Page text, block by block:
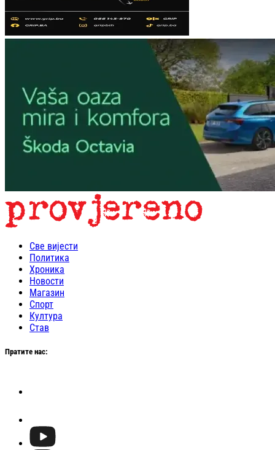
Све вијести
Политика
Хроника
Новости
Магазин
Спорт
Култура
Став
Пратите нас: